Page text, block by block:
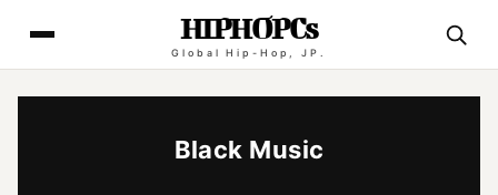
HIPHOPCs
Global Hip-Hop, JP.
Black Music